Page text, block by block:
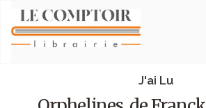
J'ai Lu